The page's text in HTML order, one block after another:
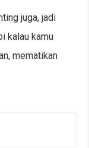
juga, jadi
kalau kamu
mematikan